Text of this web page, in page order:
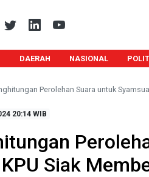
DAERAH NASIONAL
Perolehan Suara untuk
20:14 WIB
Siak